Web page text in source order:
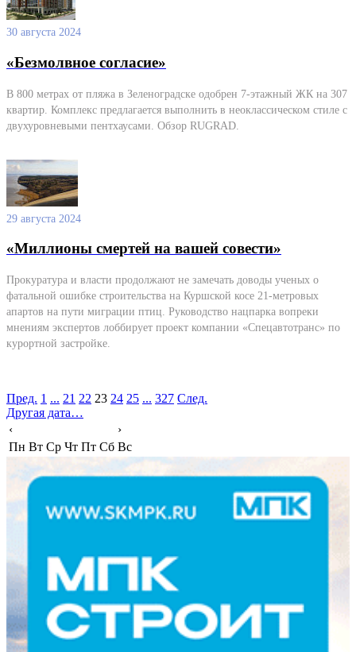
30 августа 2024
«Безмолвное согласие»
В 800 метрах от пляжа в Зеленоградске одобрен 7-этажный ЖК на 307
квартир. Комплекс предлагается выполнить в неоклассическом стиле с
двухуровневыми пентхаусами. Обзор RUGRAD.
29 августа 2024
«Миллионы смертей на вашей совести»
Прокуратура и власти продолжают не замечать доводы ученых о
фатальной ошибке строительства на Куршской косе 21-метровых
апартов на пути миграции птиц. Руководство нацпарка вопреки
мнениям экспертов лоббирует проект компании «Спецавтотранс» по
курортной застройке.
Пред. 1 ... 21 22 23 24 25 ... 327 След.
Другая дата…
‹
›
Пн Вт Ср Чт Пт Сб Вс